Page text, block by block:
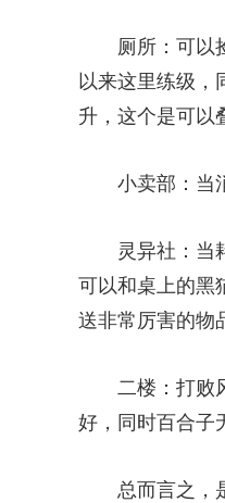
厕所：可以
以来这里练级，
升，这个是可以
小卖部：当
灵异社：当
可以和桌上的黑
送非常厉害的物
二楼：打败
好，同时百合子
总而言之，